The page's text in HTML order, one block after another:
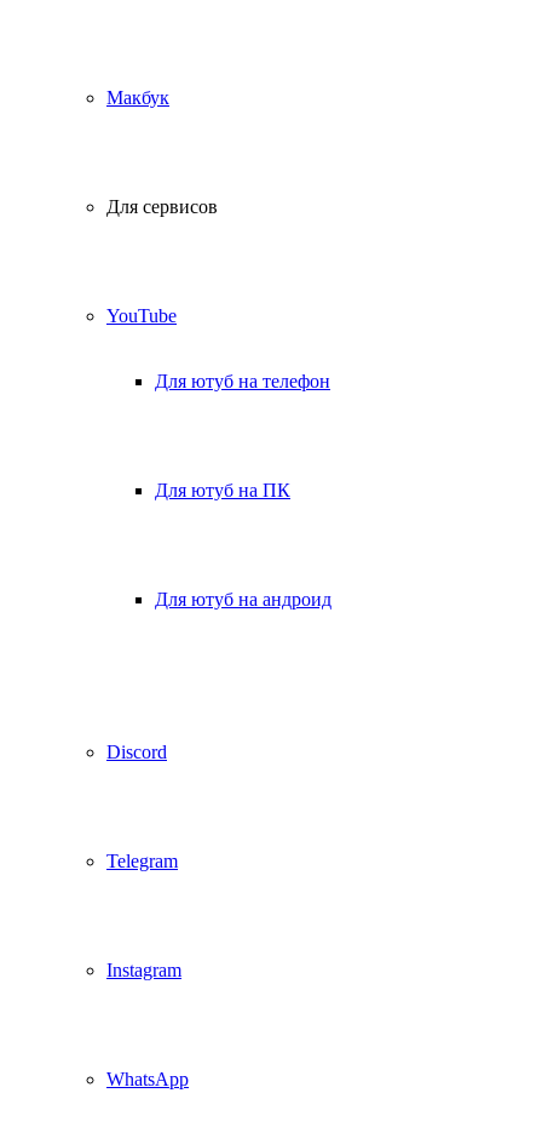
Макбук
Для сервисов
YouTube
Для ютуб на телефон
Для ютуб на ПК
Для ютуб на андроид
Discord
Telegram
Instagram
WhatsApp